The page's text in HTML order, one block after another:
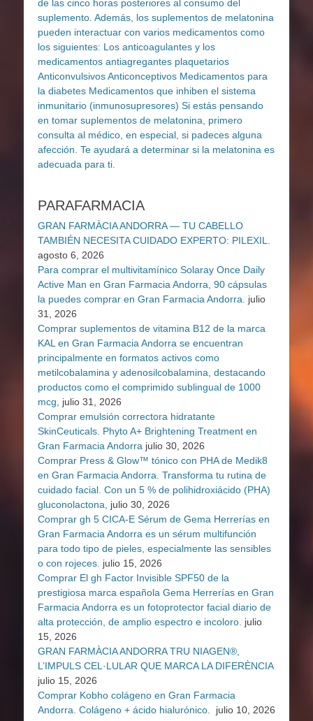
PARAFARMACIA
GRAN FARMÀCIA ANDORRA — TU CABELLO
TAMBIÉN NECESITA CUIDADO EXPERTO: PILEXIL.
agosto 6, 2026
Para comprar el multivitamínico Solaray Once Daily
Active Man en Gran Farmacia Andorra, 90 cápsulas
la puedes comprar en Gran Farmacia Andorra.
julio
31, 2026
Comprar suplementos de vitamina B12 de la marca
KAL en Gran Farmacia Andorra se encuentran
principalmente en formatos activos como
metilcobalamina y adenosilcobalamina, destacando
productos como el comprimido sublingual de 1000
mcg,
julio 31, 2026
Comprar emulsión correctora hidratante
SkinCeuticals. Phyto A+ Brightening Treatment en
Gran Farmacia Andorra julio 30, 2026
Comprar Press & Glow™ tónico con PHA de Medik8
en Gran Farmacia Andorra. Transforma tu rutina de
cuidado facial. Con un 5 % de polihidroxiácido (PHA)
gluconolactona,
julio 30, 2026
Comprar gh 5 CICA-E Sérum de Gema Herrerías en
Gran Farmacia Andorra es un sérum multifunción
para todo tipo de pieles, especialmente las sensibles
o con rojeces. julio 15, 2026
Comprar El gh Factor Invisible SPF50 de la
prestigiosa marca española Gema Herrerías en Gran
Farmacia Andorra es un fotoprotector facial diario de
alta protección, de amplio espectro e incoloro. julio
15, 2026
GRAN FARMÀCIA ANDORRA TRU NIAGEN®,
L’IMPULS CEL·LULAR QUE MARCA LA DIFERÈNCIA
julio 15, 2026
Comprar Kobho colágeno en Gran Farmacia
Andorra. Colágeno + ácido hialurónico.
julio 10, 2026